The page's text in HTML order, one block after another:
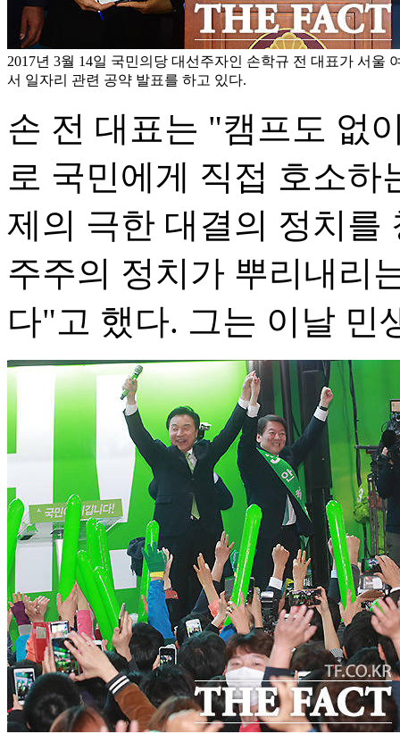
2017년 3월 14일 국민의당 대선주자인 손학규 전 대표가 서울
서 일자리 관련 공약 발표를 하고 있다.
손 전 대표는 "캠프도 없
로 국민에게 직접 호소하
제의 극한 대결의 정치를
주주의 정치가 뿌리내리
다"고 했다. 그는 이날 민